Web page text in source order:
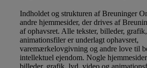
Indholdet og strukturen af Breuninger
andre hjemmesider, der drives af
af ophavsret. Alle tekster, billeder,
animationsfiler er underlagt ophavsret,
varemærkelovgivning og andre love til
intellektuel ejendom. Nogle